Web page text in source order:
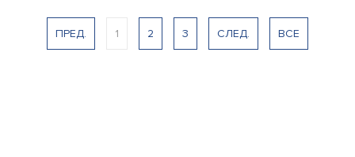
ПРЕД. 1 2 3 СЛЕД. ВСЕ